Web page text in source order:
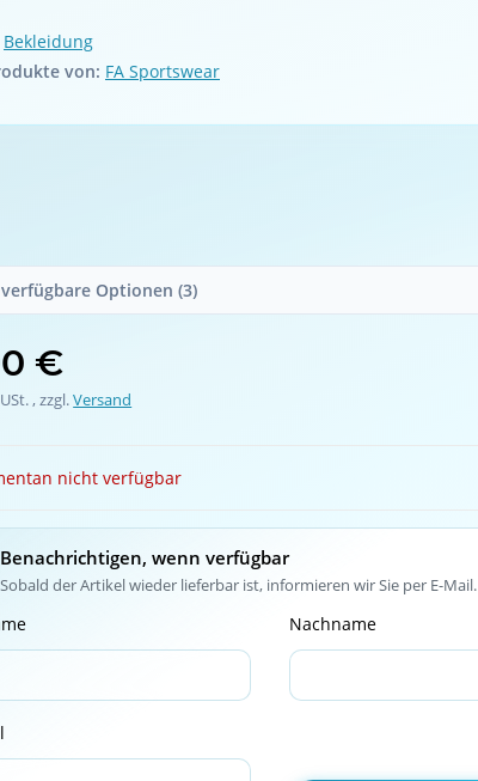
Bekleidung
von: FA Sportswear
Optionen (3)
€
, zzgl.Versand
nicht verfügbar
Benachrichtigen, wenn verfügbar
Sobald der Artikel wieder lieferbar ist, informieren wir Sie per E-Mail.
Nachname